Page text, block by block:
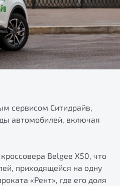
сервисом Ситидрайв,
автомобилей, включая
Belgee X50, что
приходящейся на одну
«Рент», где его доля